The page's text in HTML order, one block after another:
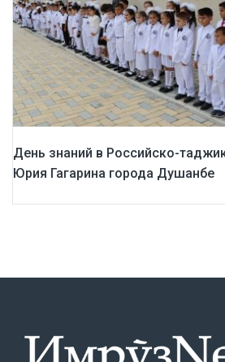
День знаний в Российско-
Юрия Гагарина города Душанбе